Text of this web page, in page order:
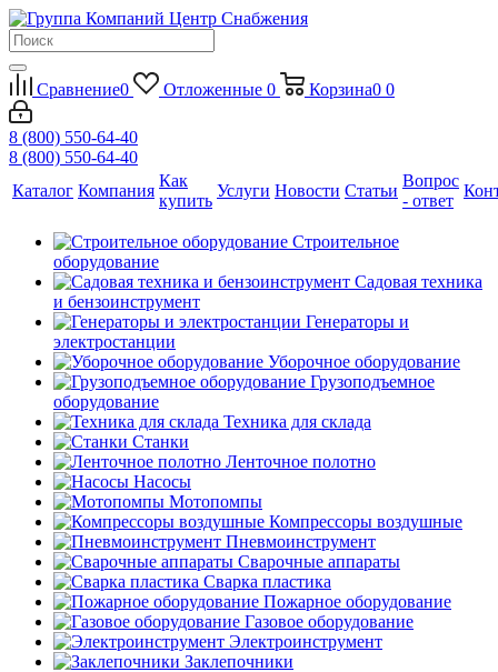
Сравнение0 Отложенные 0 Корзина0 0
8 (800) 550-64-40
8 (800) 550-64-40
Каталог Компания
Как
купить
Услуги Новости Статьи
Вопрос
- ответ
Строительное
оборудование
Садовая техника
и бензоинструмент
Генераторы и
электростанции
Уборочное оборудование
Грузоподъемное
оборудование
Техника для склада
Станки
Ленточное полотно
Насосы
Мотопомпы
Компрессоры воздушные
Пневмоинструмент
Сварочные аппараты
Сварка пластика
Пожарное оборудование
Газовое оборудование
Электроинструмент
Заклепочники